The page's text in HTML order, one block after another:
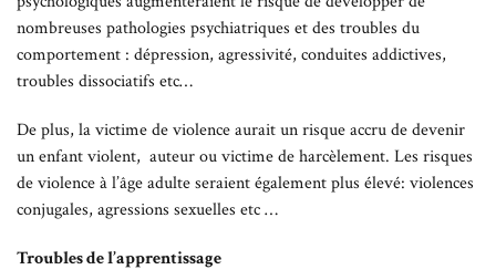
nombreuses pathologies psychiatriques et des troubles du
comportement : dépression, agressivité, conduites addictives,
troubles dissociatifs etc…
De plus, la victime de violence aurait un risque accru de devenir
un enfant violent, auteur ou victime de harcèlement. Les risques
de violence à l’âge adulte seraient également plus élevé: violences
conjugales, agressions sexuelles etc …
Troubles de l’apprentissage